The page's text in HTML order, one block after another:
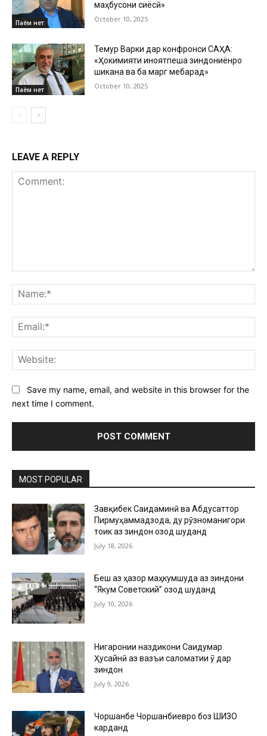
Паём нет
маҳбусони сиёсӣ»
October 10, 2025
Паём нет
Темур Варки дар конфронси САҲА:
«Ҳокимияти ҷиноятпеша зиндониёнро
шиканҷа ва ба марг мебарад»
October 10, 2025
LEAVE A REPLY
Save my name, email, and website in this browser for the
next time I comment.
MOST POPULAR
Завқибек Саидаминӣ ва Абдусаттор
Пирмуҳаммадзода, ду рӯзноманигори
тоҷик аз зиндон озод шуданд
July 18, 2026
Беш аз ҳазор маҳкумшуда аз зиндони
“Якум Советский” озод шуданд
July 10, 2026
Нигаронии наздикони Саидумар
Ҳусайнӣ аз вазъи саломатии ӯ дар
зиндон
July 9, 2026
Чоршанбе Чоршанбиевро боз ШИЗО
карданд